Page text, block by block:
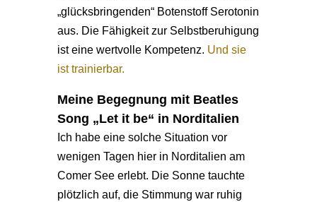
„glücksbringenden“ Botenstoff Serotonin
aus. Die Fähigkeit zur Selbstberuhigung
ist eine wertvolle Kompetenz. Und sie
ist trainierbar.
Meine Begegnung mit Beatles
Song „Let it be“ in Norditalien
Ich habe eine solche Situation vor
wenigen Tagen hier in Norditalien am
Comer See erlebt. Die Sonne tauchte
plötzlich auf, die Stimmung war ruhig